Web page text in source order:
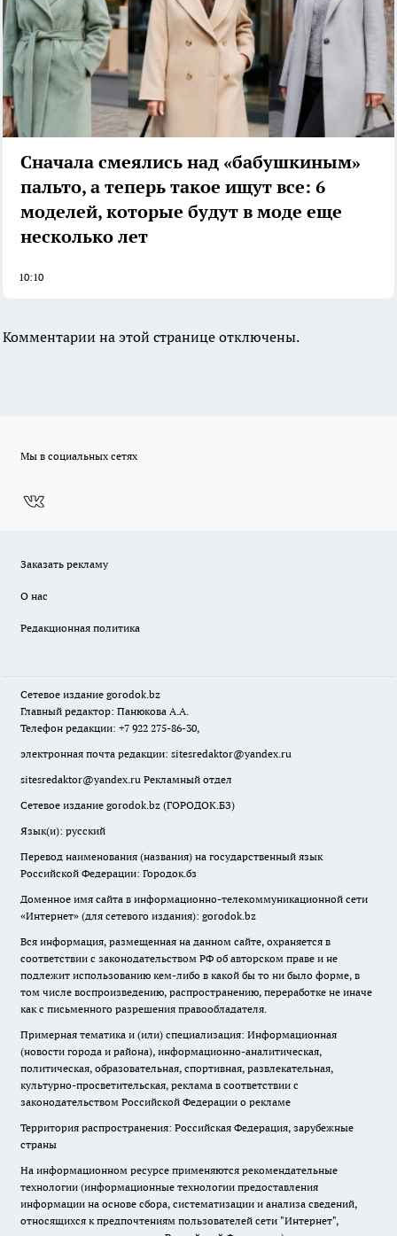
Сначала смеялись над «бабушкиным»
пальто, а теперь такое ищут все: 6
моделей, которые будут в моде еще
несколько лет
10:10
Комментарии на этой странице отключены.
Мы в социальных сетях
Заказать рекламу
О нас
Редакционная политика
Сетевое издание gorodok.bz
Главный редактор: Панюкова А.А.
Телефон редакции: +7 922 275-86-30,
электронная почта редакции: sitesredaktor@yandex.ru
sitesredaktor@yandex.ru Рекламный отдел
Сетевое издание gorodok.bz (ГОРОДОК.БЗ)
Язык(и): русский
Перевод наименования (названия) на государственный язык
Российской Федерации: Городок.бз
Доменное имя сайта в информационно-телекоммуникационной сети
«Интернет» (для сетевого издания): gorodok.bz
Вся информация, размещенная на данном сайте, охраняется в
соответствии с законодательством РФ об авторском праве и не
подлежит использованию кем-либо в какой бы то ни было форме, в
том числе воспроизведению, распространению, переработке не иначе
как с письменного разрешения правообладателя.
Примерная тематика и (или) специализация: Информационная
(новости города и района), информационно-аналитическая,
политическая, образовательная, спортивная, развлекательная,
культурно-просветительская, реклама в соответствии с
законодательством Российской Федерации о рекламе
Территория распространения: Российская Федерация, зарубежные
страны
На информационном ресурсе применяются рекомендательные
технологии (информационные технологии предоставления
информации на основе сбора, систематизации и анализа сведений,
относящихся к предпочтениям пользователей сети "Интернет",